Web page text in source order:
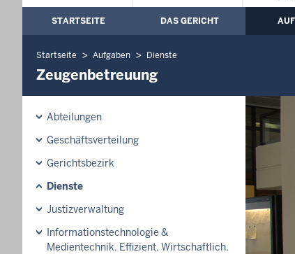
Hauptmenü: Hauptnavigation
STARTSEITE DAS GERICHT
Startseite Aufgaben Dienste
Zeugenbetreuung
Abteilungen
Geschäftsverteilung
Gerichtsbezirk
Dienste
Justizverwaltung
Informationstechnologie &
Medientechnik. Effizient. Wirtschaftlich.